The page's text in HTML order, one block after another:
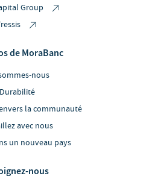
Group
de MoraBanc
nous
Durabilité
la communauté
avec nous
un nouveau pays
nous